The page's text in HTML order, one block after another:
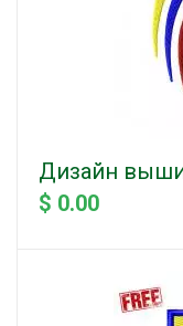
Дизайн
$ 0.00